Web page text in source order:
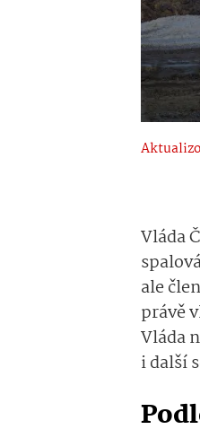
Vláda
ale
právě
Vláda
i další